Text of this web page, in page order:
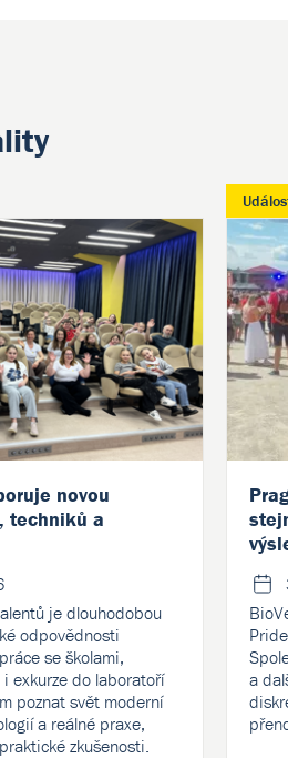
novou
techniků a
je dlouhodobou
odpovědnosti
se školami,
exkurze do laboratoří
poznat svět moderní
a reálné praxe,
zkušenosti.
a